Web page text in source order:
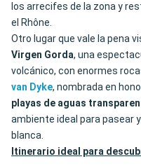
los arrecifes de la zona y
el Rhône.
Otro lugar que vale la pena
Virgen Gorda, una
volcánico, con enormes
van Dyke, nombrada en
playas de aguas
ambiente ideal para pasear
blanca.
Itinerario ideal para